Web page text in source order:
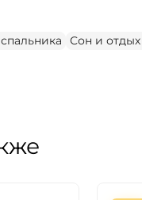
Сон и